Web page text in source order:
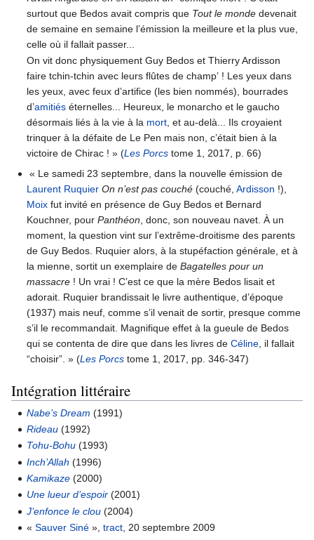
surtout que Bedos avait compris que Tout le monde devenait
de semaine en semaine l’émission la meilleure et la plus vue,
celle où il fallait passer...
On vit donc physiquement Guy Bedos et Thierry Ardisson
faire tchin-tchin avec leurs flûtes de champ’ ! Les yeux dans
les yeux, avec feux d’artifice (les bien nommés), bourrades
d’amitiés éternelles... Heureux, le monarcho et le gaucho
désormais liés à la vie à la mort, et au-delà... Ils croyaient
trinquer à la défaite de Le Pen mais non, c’était bien à la
victoire de Chirac ! » (Les Porcs tome 1, 2017, p. 66)
« Le samedi 23 septembre, dans la nouvelle émission de
Laurent Ruquier On n’est pas couché (couché,Ardisson !),
Moix fut invité en présence de Guy Bedos et Bernard
Kouchner, pourPanthéon, donc, son nouveau navet. À un
moment, la question vint sur l’extrême-droitisme des parents
de Guy Bedos. Ruquier alors, à la stupéfaction générale, et à
la mienne, sortit un exemplaire deBagatelles pour un
massacre ! Un vrai ! C’est ce que la mère Bedos lisait et
adorait. Ruquier brandissait le livre authentique, d’époque
(1937) mais neuf, comme s’il venait de sortir, presque comme
s’il le recommandait. Magnifique effet à la gueule de Bedos
qui se contenta de dire que dans les livres deCéline, il fallait
“choisir”. » (Les Porcs tome 1, 2017, pp. 346-347)
Intégration littéraire
Nabe’s Dream (1991)
Rideau (1992)
Tohu-Bohu (1993)
Inch’Allah (1996)
Kamikaze (2000)
Une lueur d’espoir (2001)
J’enfonce le clou (2004)
«Sauver Siné »,tract, 20 septembre 2009